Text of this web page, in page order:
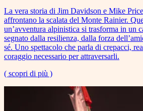
La vera storia di Jim Davidson e Mike
affrontano la scalata del Monte Rainier.
un’avventura alpinistica si trasforma in un
segnato dalla resilienza, dalla forza
sé. Uno spettacolo che parla di crepacci,
coraggio necessario per attraversarli.
( scopri di più )